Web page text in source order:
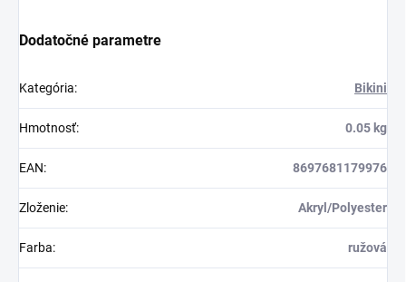
Dodatočné parametre
Kategória: Bikini
Hmotnosť: 0.05 kg
EAN: 8697681179976
Zloženie: Akryl/Polyester
Farba: ružová